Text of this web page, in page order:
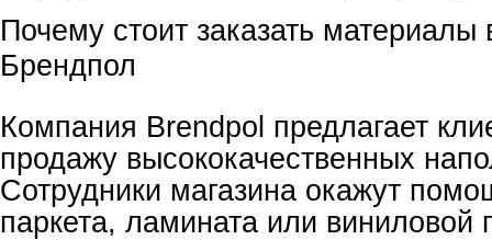
Почему стоит заказать материалы
Брендпол
Компания Brendpol предлагает
продажу высококачественных
Сотрудники магазина окажут
паркета, ламината или виниловой